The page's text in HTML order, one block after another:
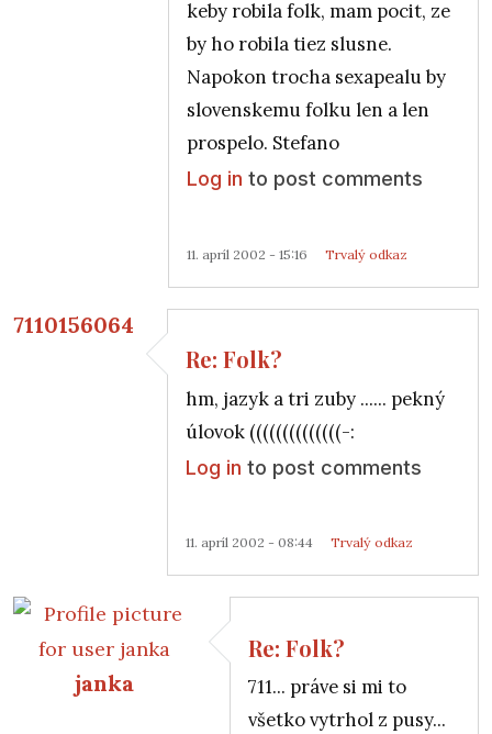
keby robila folk, mam pocit, ze
by ho robila tiez slusne.
Napokon trocha sexapealu by
slovenskemu folku len a len
prospelo. Stefano
Log in to post comments
11. apríl 2002 - 15:16 Trvalý odkaz
7110156064
Re: Folk?byjanka
Re: Folk?
hm, jazyk a tri zuby ...... pekný
úlovok ((((((((((((((-:
Log in to post comments
11. apríl 2002 - 08:44 Trvalý odkaz
janka
Re: Folk?
711... práve si mi to
všetko vytrhol z pusy...